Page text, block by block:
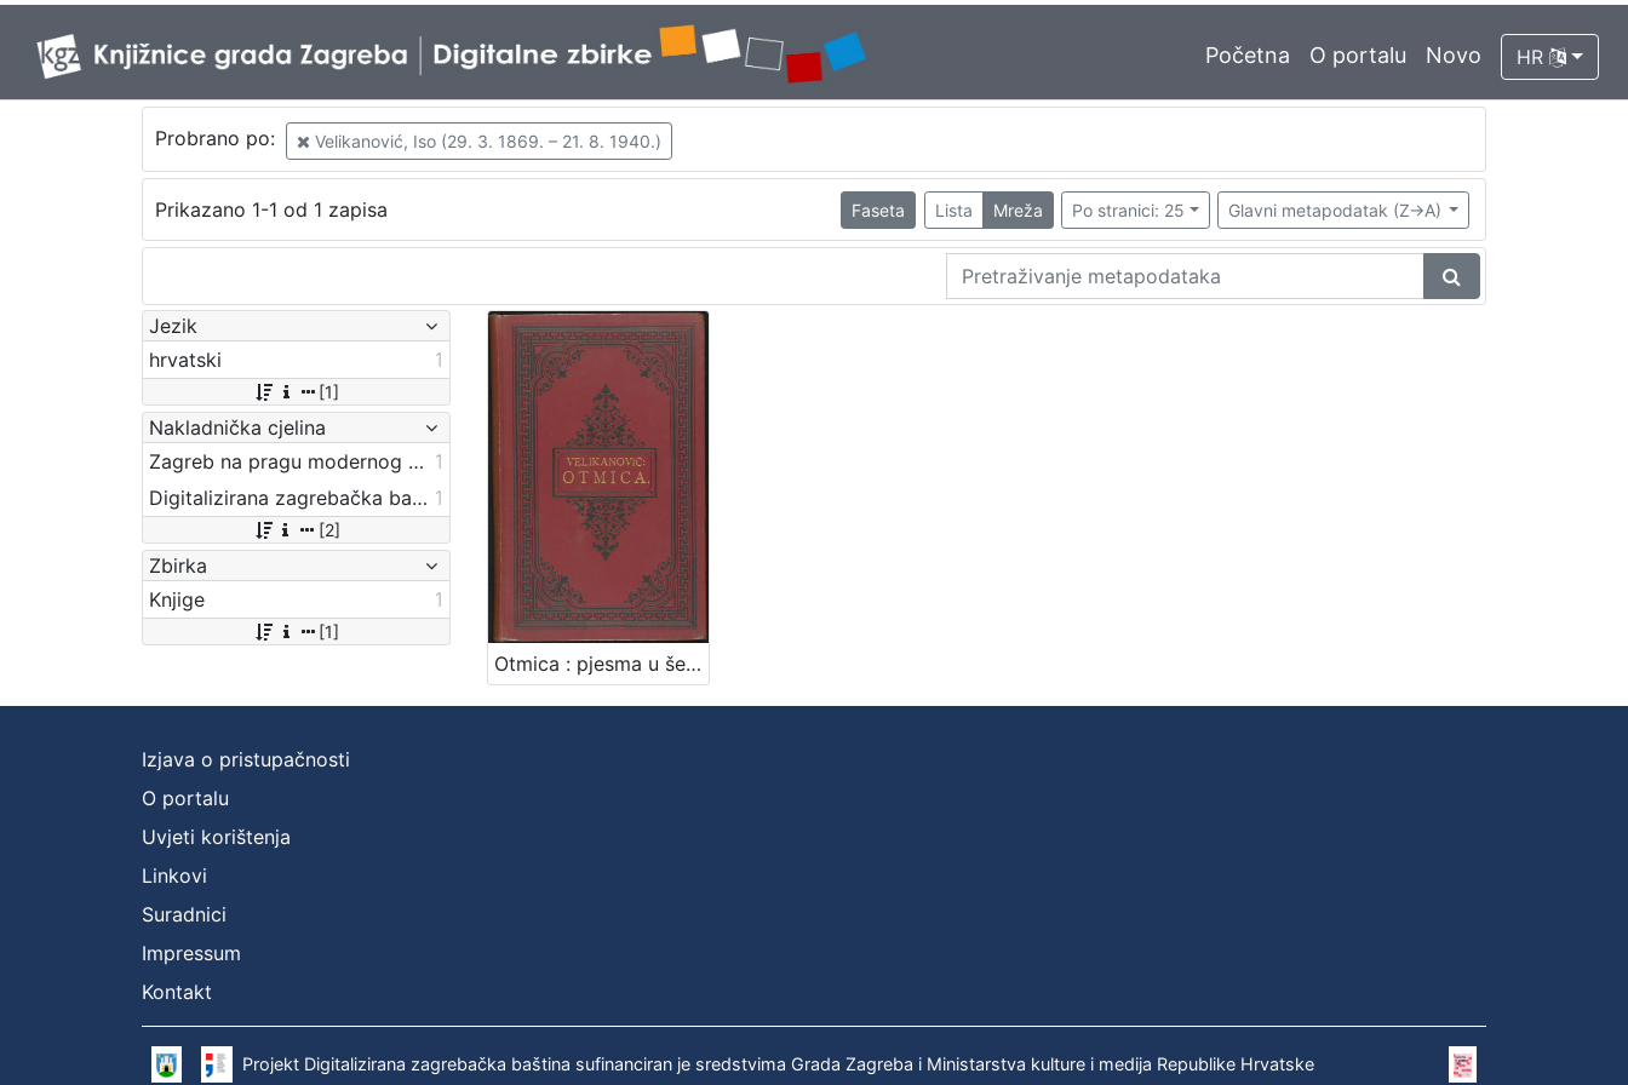
Početna O portalu Novo HR
Probrano po: Velikanović, Iso (29. 3. 1869. – 21. 8. 1940.)
Prikazano 1-1 od 1 zapisa Faseta Lista Mreža Po stranici: 25 Glavni metapodatak (Z->A)
Jezik
hrvatski
1
[1]
Nakladnička cjelina
Zagreb na pragu modernog doba 1
Digitalizirana zagrebačka baština 1
[2]
Zbirka
Knjige
1
[1]
Otmica : pjesma u šest pjevanja / Isa Velikanović
Izjava o pristupačnosti
O portalu
Uvjeti korištenja
Linkovi
Suradnici
Impressum
Kontakt
Projekt Digitalizirana zagrebačka baština sufinanciran je sredstvima Grada Zagreba i Ministarstva kulture i medija Republike Hrvatske